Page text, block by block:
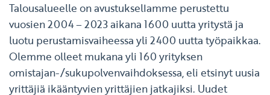
Talousalueelle on avustuksellamme perustettu
vuosien 2004 – 2023 aikana 1600 uutta yritystä ja
luotu perustamisvaiheessa yli 2400 uutta työpaikkaa.
Olemme olleet mukana yli 160 yrityksen
omistajan-/sukupolvenvaihdoksessa, eli etsinyt uusia
yrittäjiä ikääntyvien yrittäjien jatkajiksi. Uudet